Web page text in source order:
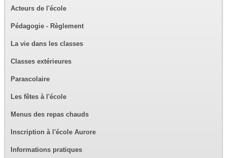
Acteurs de l'école
Pédagogie - Règlement
La vie dans les classes
Classes extérieures
Parascolaire
Les fêtes à l'école
Menus des repas chauds
Inscription à l'école Aurore
Informations pratiques